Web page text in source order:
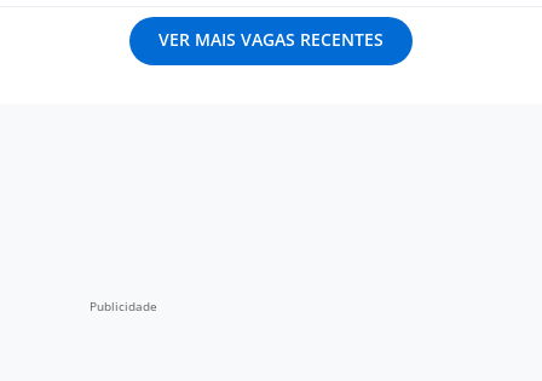
VER MAIS VAGAS RECENTES